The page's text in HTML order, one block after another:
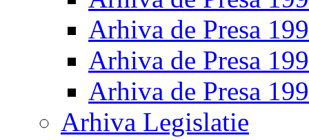
Arhiva de Presa
Arhiva de Presa
Arhiva de Presa
Arhiva Legislatie